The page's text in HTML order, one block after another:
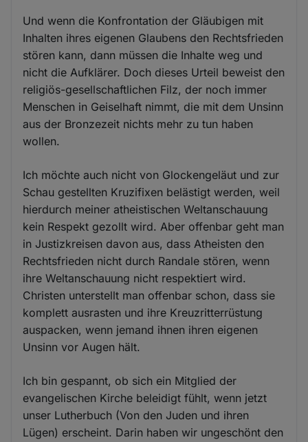
Und wenn die Konfrontation der Gläubigen mit
Inhalten ihres eigenen Glaubens den Rechtsfrieden
stören kann, dann müssen die Inhalte weg und
nicht die Aufklärer. Doch dieses Urteil beweist den
religiös-gesellschaftlichen Filz, der noch immer
Menschen in Geiselhaft nimmt, die mit dem Unsinn
aus der Bronzezeit nichts mehr zu tun haben
wollen.
Ich möchte auch nicht von Glockengeläut und zur
Schau gestellten Kruzifixen belästigt werden, weil
hierdurch meiner atheistischen Weltanschauung
kein Respekt gezollt wird. Aber offenbar geht man
in Justizkreisen davon aus, dass Atheisten den
Rechtsfrieden nicht durch Randale stören, wenn
ihre Weltanschauung nicht respektiert wird.
Christen unterstellt man offenbar schon, dass sie
komplett ausrasten und ihre Kreuzritterrüstung
auspacken, wenn jemand ihnen ihren eigenen
Unsinn vor Augen hält.
Ich bin gespannt, ob sich ein Mitglied der
evangelischen Kirche beleidigt fühlt, wenn jetzt
unser Lutherbuch (Von den Juden und ihren
Lügen) erscheint. Darin haben wir ungeschönt den